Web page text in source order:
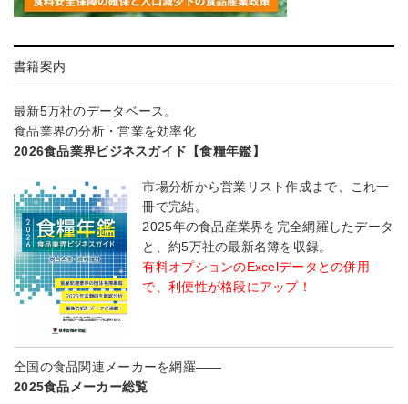
書籍案内
最新5万社のデータベース。
食品業界の分析・営業を効率化
2026食品業界ビジネスガイド【食糧年鑑】
市場分析から営業リスト作成まで、これ一
冊で完結。
2025年の食品産業界を完全網羅したデータ
と、約5万社の最新名簿を収録。
有料オプションのExcelデータとの併用
で、利便性が格段にアップ！
全国の食品関連メーカーを網羅――
2025食品メーカー総覧